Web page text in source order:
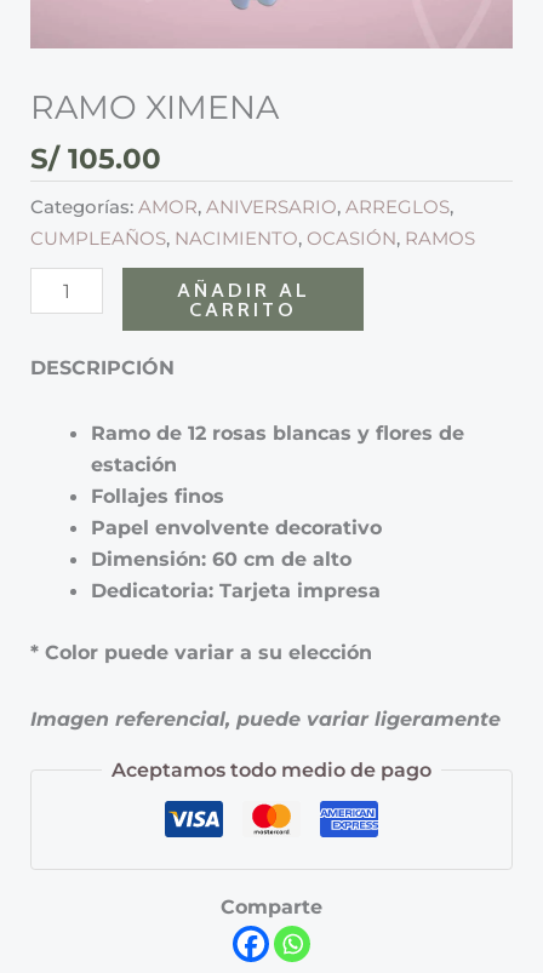
RAMO XIMENA
S/105.00
Categorías:AMOR,ANIVERSARIO,ARREGLOS,
CUMPLEAÑOS, NACIMIENTO, OCASIÓN, RAMOS
AÑADIR AL
CARRITO
DESCRIPCIÓN
Ramo de 12 rosas blancas y flores de
estación
Follajes finos
Papel envolvente decorativo
Dimensión: 60 cm de alto
Dedicatoria: Tarjeta impresa
* Color puede variar a su elección
Imagen referencial, puede variar ligeramente
Aceptamos todo medio de pago
Comparte